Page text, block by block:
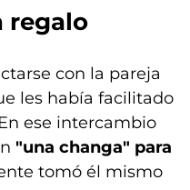
regalo
con la pareja
les había facilitado
ese intercambio
"una changa" para
tomó él mismo